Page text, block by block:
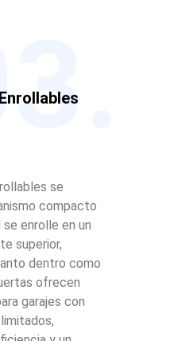
se
compacto
enrolle en un
superior,
dentro como
ofrecen
garajes con